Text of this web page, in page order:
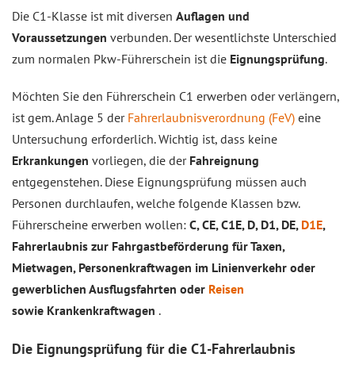
Die C1-Klasse ist mit diversen Auflagen und
Voraussetzungen verbunden. Der wesentlichste Unterschied
zum normalen Pkw-Führerschein ist die Eignungsprüfung.
Möchten Sie den Führerschein C1 erwerben oder verlängern,
ist gem. Anlage 5 der Fahrerlaubnisverordnung (FeV) eine
Untersuchung erforderlich. Wichtig ist, dass keine
Erkrankungen vorliegen, die der Fahreignung
entgegenstehen. Diese Eignungsprüfung müssen auch
Personen durchlaufen, welche folgende Klassen bzw.
Führerscheine erwerben wollen: C, CE, C1E, D, D1, DE, D1E,
Fahrerlaubnis zur Fahrgastbeförderung für Taxen,
Mietwagen, Personenkraftwagen im Linienverkehr oder
gewerblichen Ausflugsfahrten oder Reisen
sowie Krankenkraftwagen .
Die Eignungsprüfung für die C1-Fahrerlaubnis